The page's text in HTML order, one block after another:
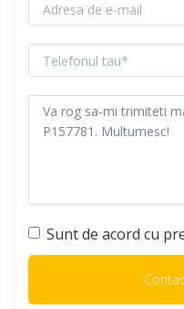
Sunt de acord cu